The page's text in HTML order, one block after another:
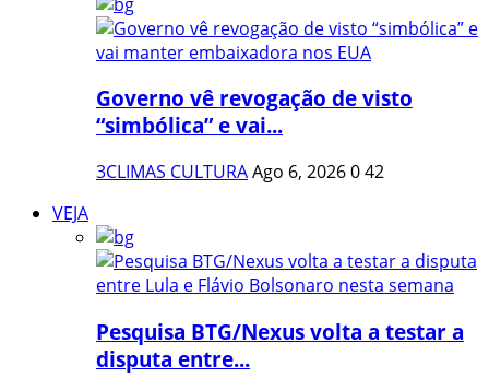
Governo vê revogação de visto
“simbólica” e vai...
3CLIMAS CULTURAAgo 6, 2026042
VEJA
Pesquisa BTG/Nexus volta a testar a
disputa entre...